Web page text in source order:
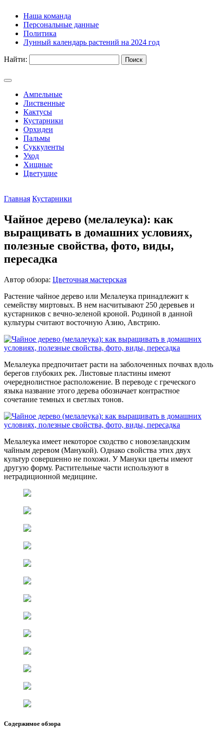
Наша команда
Персональные данные
Политика
Лунный календарь растений на 2024 год
Найти:
Ампельные
Лиственные
Кактусы
Кустарники
Орхидеи
Пальмы
Суккуленты
Уход
Хищные
Цветущие
Главная Кустарники
Чайное дерево (мелалеука): как
выращивать в домашних условиях,
полезные свойства, фото, виды,
пересадка
Автор обзора: Цветочная мастерская
Растение чайное дерево или Мелалеука принадлежит к
семейству миртовых. В нем насчитывают 250 деревьев и
кустарников с вечно-зеленой кроной. Родиной в данной
культуры считают восточную Азию, Австрию.
Мелалеука предпочитает расти на заболоченных почвах вдоль
берегов глубоких рек. Листовые пластины имеют
очереднолистное расположение. В переводе с греческого
языка название этого дерева обозначает контрастное
сочетание темных и светлых тонов.
Мелалеука имеет некоторое сходство с новозеландским
чайным деревом (Манукой). Однако свойства этих двух
культур совершенно не похожи. У Мануки цветы имеют
другую форму. Растительные части используют в
нетрадиционной медицине.
Содержимое обзора